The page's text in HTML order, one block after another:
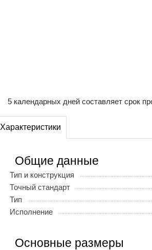
5 календарных дней составляет срок
Характеристики
Общие данные
Тип и конструкция
Точный стандарт
Тип
Исполнение
Основные размеры